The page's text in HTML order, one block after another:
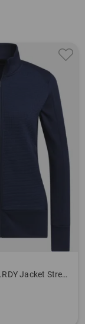
Ultimate365 COLD.RDY Jacket Stretch Jacke